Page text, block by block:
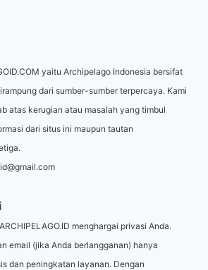
yaitu Archipelago Indonesia bersifat
dari sumber-sumber terpercaya. Kami
atas kerugian atau masalah yang timbul
dari situs ini maupun tautan
menghargai privasi Anda.
email (jika Anda berlangganan) hanya
dan peningkatan layanan. Dengan